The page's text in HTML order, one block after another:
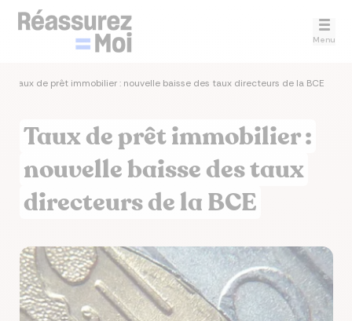
Menu
Taux de prêt immobilier : nouvelle baisse des taux directeurs de la BCE
Taux de prêt immobilier :
nouvelle baisse des taux
directeurs de la BCE